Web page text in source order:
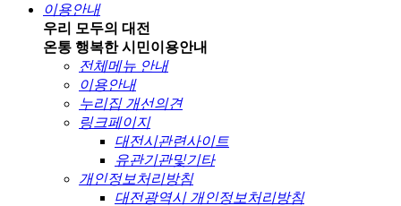
이용안내
우리 모두의 대전
온통 행복한 시민이용안내
전체메뉴 안내
이용안내
누리집 개선의견
링크페이지
대전시관련사이트
유관기관및기타
개인정보처리방침
대전광역시 개인정보처리방침